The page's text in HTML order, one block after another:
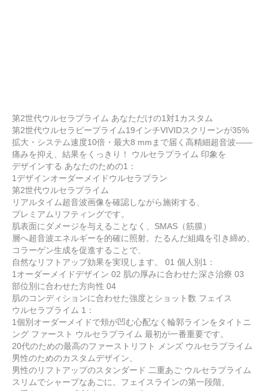
第2世代ウルセラプライム あなただけの1対1カスタム
第2世代ウルセラピープライム19インチVIVIDスクリーンが35%
拡大・システム速度10倍・最大8 mmまで届く高精細超音波――
痛みを抑え、結果をくっきり！ ウルセラプライム 印象を
デザインする あなたのための1：
1デザインオーダーメイドウルセラプラン
第2世代ウルセラプライム
リアルタイム超音波画像を確認しながら施術する、
プレミアムリフティングです。
肌表面にダメージを与えることなく、SMAS（筋膜）
層へ超音波エネルギーを的確に照射。たるんだ組織を引き締め、
コラーゲン生成を促進することで、
自然なリフトアップ効果を実現します。 01 個人別1：
1オーダーメイドデザイン 02 肌の厚みに合わせた深さ治療 03
部位別に合わせた方向性 04
肌のコンディションに合わせた強度とショット数 フェイス
ウルセラプライム 1：
1個別オーダーメイドで頬が凹む心配なく輪郭ラインをタイトニ
ング ファースト ウルセラプライム 最初が一番重要です。
20代のための最高のファーストリフト メンズ ウルセラプライム
男性のためのカスタムデザイン、
男性のリフトアップのスタンダード 二重あご ウルセラプライム
スリムでシャープなあごに。フェイスラインの第一段階、